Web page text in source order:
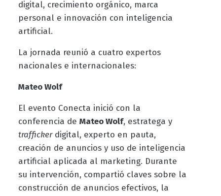
digital, crecimiento orgánico, marca
personal e innovación con inteligencia
artificial.
La jornada reunió a cuatro expertos
nacionales e internacionales:
Mateo Wolf
El evento Conecta inició con la
conferencia de Mateo Wolf, estratega y
traffickerdigital, experto en pauta,
creación de anuncios y uso de inteligencia
artificial aplicada al marketing. Durante
su intervención, compartió claves sobre la
construcción de anuncios efectivos, la